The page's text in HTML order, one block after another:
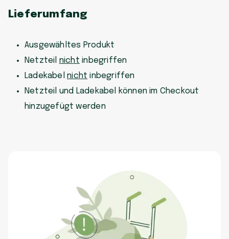
Lieferumfang
Ausgewähltes Produkt
Netzteil nicht inbegriffen
Ladekabelnicht inbegriffen
Netzteil und Ladekabel können im Checkout
hinzugefügt werden